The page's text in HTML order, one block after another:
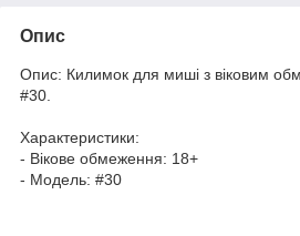
Опис
Опис: Килимок для миші з віковим
#30.
Характеристики:
- Вікове обмеження: 18+
- Модель: #30